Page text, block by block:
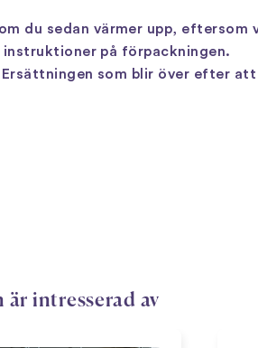
du sedan värmer upp, eftersom
på förpackningen.
som blir över efter
är intresserad av